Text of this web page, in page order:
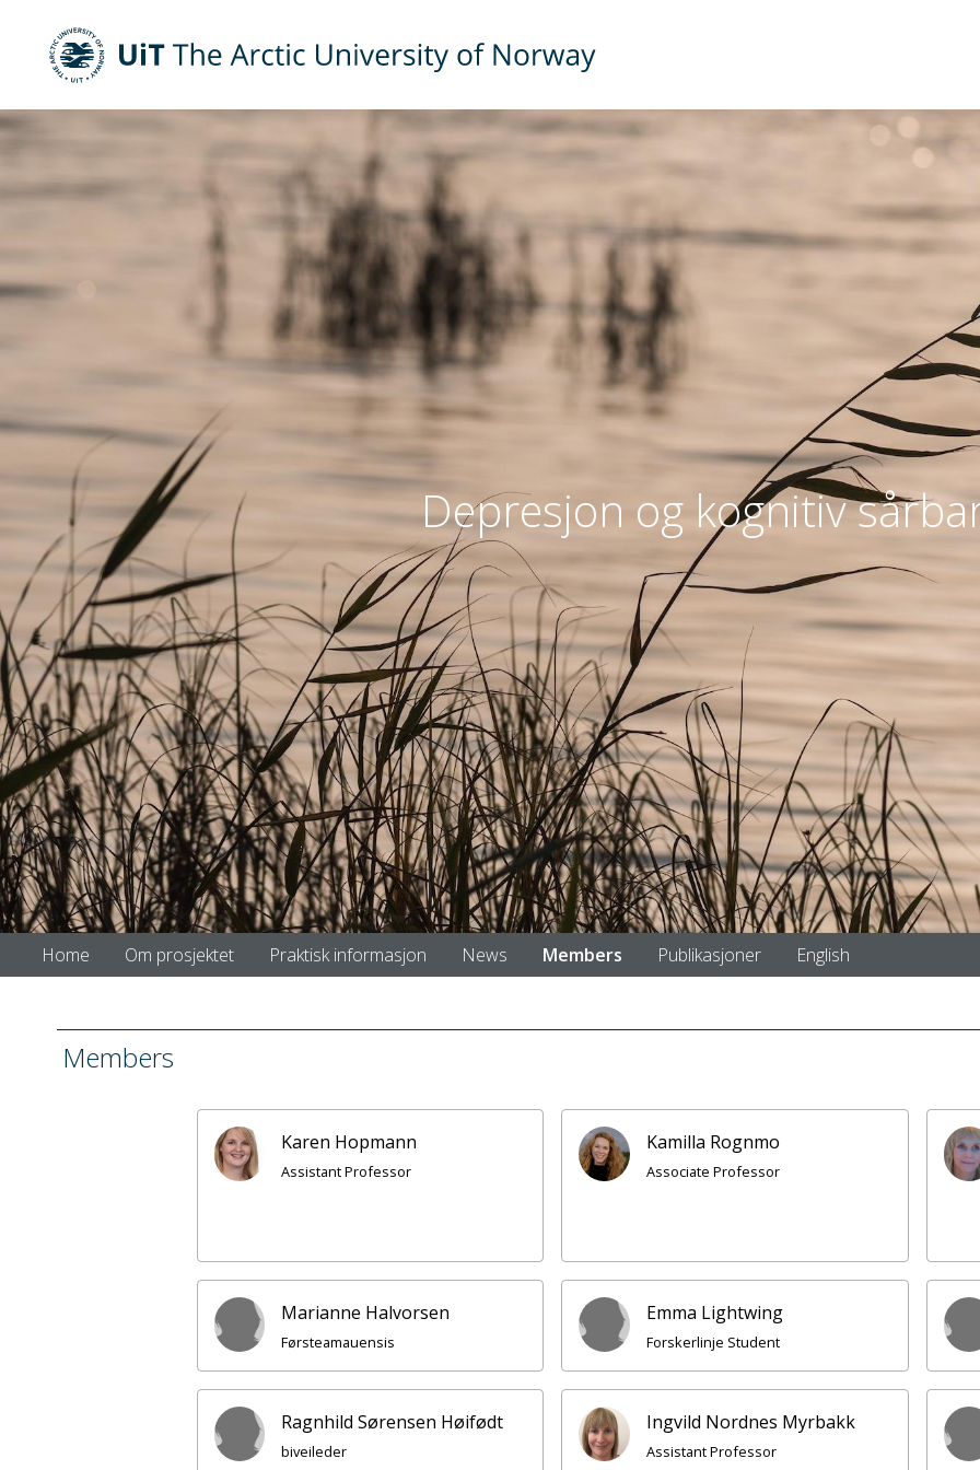
Skip to main content
UiT The Arctic University of Norway
Depresjon og kognitiv
Home Om prosjektet Praktisk informasjon News Members Publikasjoner English
Members
Karen Hopmann
Assistant Professor
Kamilla Rognmo
Associate Professor
Marianne Halvorsen
Førsteamauensis
Emma Lightwing
Forskerlinje Student
Ragnhild Sørensen Høifødt
biveileder
Ingvild Nordnes Myrbakk
Assistant Professor